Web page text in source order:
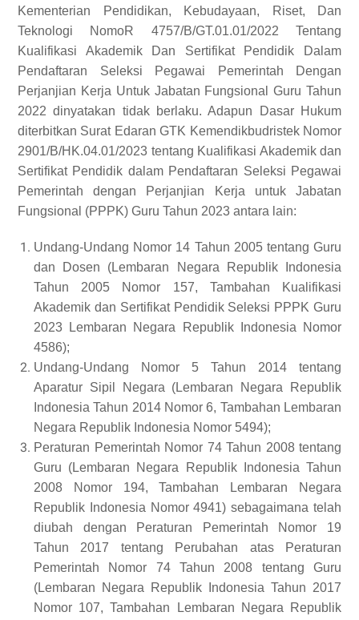
Kementerian Pendidikan, Kebudayaan, Riset, Dan
Teknologi NomoR 4757/B/GT.01.01/2022 Tentang
Kualifikasi Akademik Dan Sertifikat Pendidik Dalam
Pendaftaran Seleksi Pegawai Pemerintah Dengan
Perjanjian Kerja Untuk Jabatan FungsionalGuru Tahun
2022 dinyatakan tidak berlaku. Adapun Dasar Hukum
diterbitkan Surat Edaran GTK Kemendikbudristek Nomor
2901/B/HK.04.01/2023 tentang Kualifikasi Akademik dan
Sertifikat Pendidik dalam Pendaftaran Seleksi Pegawai
Pemerintah dengan Perjanjian Kerja untuk Jabatan
Fungsional (PPPK) Guru Tahun 2023 antara lain:
Undang-Undang Nomor 14 Tahun 2005 tentang Guru
dan Dosen (Lembaran Negara Republik Indonesia
Tahun 2005 Nomor 157, Tambahan Kualifikasi
Akademik dan Sertifikat Pendidik Seleksi PPPK Guru
2023 Lembaran Negara Republik Indonesia Nomor
4586);
Undang-Undang Nomor 5 Tahun 2014 tentang
Aparatur Sipil Negara (Lembaran Negara Republik
Indonesia Tahun 2014 Nomor 6, Tambahan Lembaran
Negara Republik Indonesia Nomor 5494);
Peraturan Pemerintah Nomor 74 Tahun 2008 tentang
Guru (Lembaran Negara Republik Indonesia Tahun
2008 Nomor 194, Tambahan Lembaran Negara
Republik Indonesia Nomor 4941) sebagaimana telah
diubah dengan Peraturan Pemerintah Nomor 19
Tahun 2017 tentang Perubahan atas Peraturan
Pemerintah Nomor 74 Tahun 2008 tentang Guru
(Lembaran Negara Republik Indonesia Tahun 2017
Nomor 107, Tambahan Lembaran Negara Republik